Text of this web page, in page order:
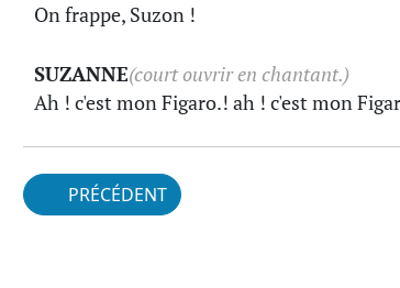
On frappe, Suzon !
SUZANNE(court ouvrir en chantant.)
Ah ! c'est mon Figaro.! ah ! c'est mon
PRÉCÉDENT